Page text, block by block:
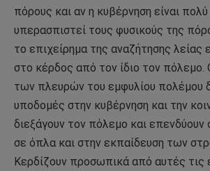
πόρους και αν η κυβέρνηση είναι
υπερασπιστεί τους φυσικούς της
το επιχείρημα της αναζήτησης λείας
στο κέρδος από τον ίδιο τον πόλεμο.
των πλευρών του εμφυλίου πολέμου
υποδομές στην κυβέρνηση και την
διεξάγουν τον πόλεμο και
σε όπλα και στην εκπαίδευση των
Κερδίζουν προσωπικά από αυτές τις